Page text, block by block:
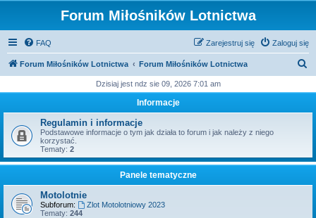
Forum Miłośników Lotnictwa
FAQ Zaloguj się
Zarejestruj się
Forum Miłośników Lotnictwa Forum Miłośników Lotnictwa
k
Dzisiaj jest ndz sie 09, 2026 7:01 am
Informacje
Regulamin i informacje
Podstawowe informacje o tym jak działa to forum i jak należy z niego
korzystać.
Tematy: 2
Panele tematyczne
Motolotnie
Subforum:
Zlot Motolotniowy 2023
Tematy: 244